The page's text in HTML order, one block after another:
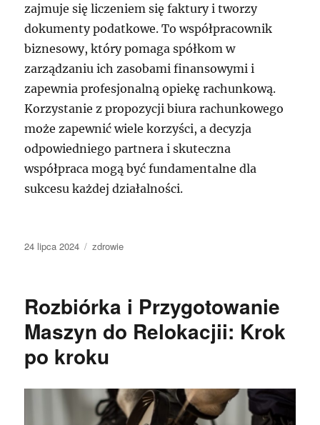
zajmuje się liczeniem się faktury i tworzy
dokumenty podatkowe. To współpracownik
biznesowy, który pomaga spółkom w
zarządzaniu ich zasobami finansowymi i
zapewnia profesjonalną opiekę rachunkową.
Korzystanie z propozycji biura rachunkowego
może zapewnić wiele korzyści, a decyzja
odpowiedniego partnera i skuteczna
współpraca mogą być fundamentalne dla
sukcesu każdej działalności.
Data
24 lipca 2024 Kategorie
zdrowie
Rozbiórka i Przygotowanie
Maszyn do Relokacjii: Krok
po kroku